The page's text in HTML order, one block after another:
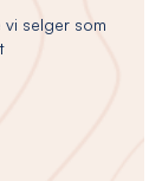
selger som